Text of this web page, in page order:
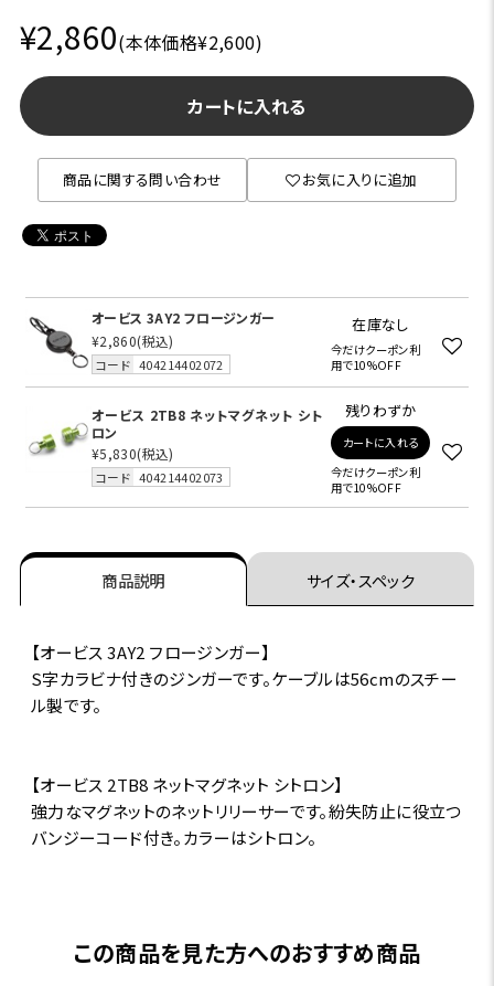
¥2,860(本体価格¥2,600)
カートに入れる
商品に関する問い合わせ お気に入りに追加
オービス 3AY2 フロージンガー
¥2,860(税込)
コード 404214402072
在庫なし
今だけクーポン利
用で10%OFF
オービス 2TB8 ネットマグネット シト
ロン
¥5,830(税込)
コード 404214402073
残りわずか
カートに入れる
今だけクーポン利
用で10%OFF
商品説明 サイズ・スペック
【オービス 3AY2 フロージンガー】
S字カラビナ付きのジンガーです。ケーブルは56cmのスチー
ル製です。
【オービス 2TB8 ネットマグネット シトロン】
強力なマグネットのネットリリーサーです。紛失防止に役立つ
バンジーコード付き。カラーはシトロン。
この商品を見た方へのおすすめ商品